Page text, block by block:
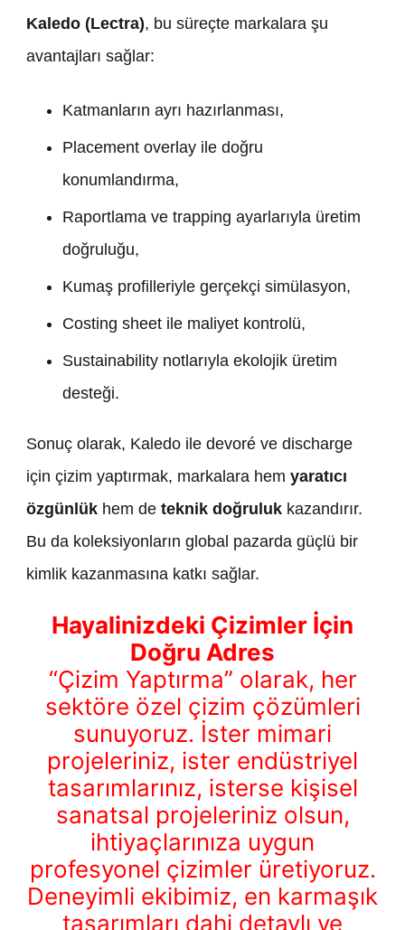
Kaledo (Lectra), bu süreçte markalara şu
avantajları sağlar:
Katmanların ayrı hazırlanması,
Placement overlay ile doğru
konumlandırma,
Raportlama ve trapping ayarlarıyla üretim
doğruluğu,
Kumaş profilleriyle gerçekçi simülasyon,
Costing sheet ile maliyet kontrolü,
Sustainability notlarıyla ekolojik üretim
desteği.
Sonuç olarak, Kaledo ile devoré ve discharge
için çizim yaptırmak, markalara hem yaratıcı
özgünlük hem de teknik doğruluk kazandırır.
Bu da koleksiyonların global pazarda güçlü bir
kimlik kazanmasına katkı sağlar.
Hayalinizdeki Çizimler İçin
Doğru Adres
“Çizim Yaptırma” olarak, her
sektöre özel çizim çözümleri
sunuyoruz. İster mimari
projeleriniz, ister endüstriyel
tasarımlarınız, isterse kişisel
sanatsal projeleriniz olsun,
ihtiyaçlarınıza uygun
profesyonel çizimler üretiyoruz.
Deneyimli ekibimiz, en karmaşık
tasarımları dahi detaylı ve